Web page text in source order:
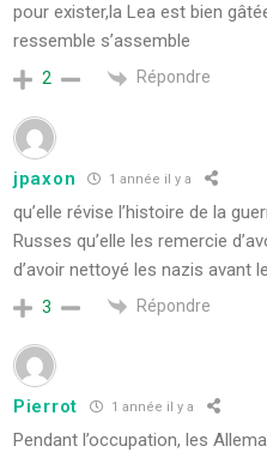
pour exister,la Lea est bien
ressemble s’assemble
2 Répondre
jpaxon 1 année il y a
qu’elle révise l’histoire de la
Russes qu’elle les remercie
d’avoir nettoyé les nazis avant
3 Répondre
Pierrot 1 année il y a
Pendant l’occupation, les